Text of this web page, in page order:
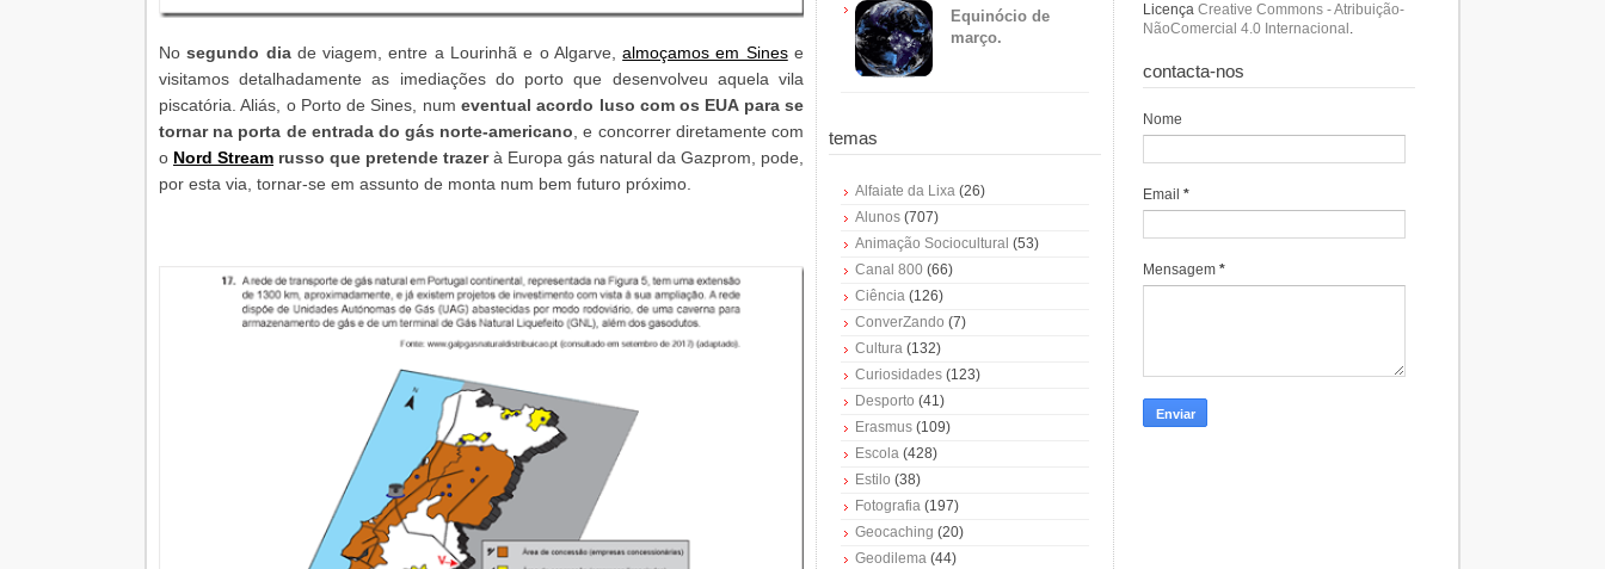
Nosegundo diade viagem, entre a Lourinhã e o Algarve,almoçamos em Sinese
visitamos detalhadamente as imediações do porto que desenvolveu aquela vila
piscatória. Aliás, o Porto de Sines, num eventual acordo luso com os EUA para se
tornar na porta de entrada do gás norte-americano , e concorrer diretamente com
o Nord Stream russo que pretende trazerà Europa gás natural da Gazprom, pode,
por esta via, tornar-se em assunto de monta num bem futuro próximo.
Equinócio de
março.
temas
Alfaiate da Lixa (26)
Alunos (707)
Animação Sociocultural (53)
Canal 800 (66)
Ciência (126)
ConverZando (7)
Cultura (132)
Curiosidades (123)
Desporto (41)
Erasmus (109)
Escola (428)
Estilo (38)
Fotografia (197)
Geocaching (20)
Geodilema (44)
Licença Creative Commons - Atribuição-
NãoComercial 4.0 Internacional .
contacta-nos
Nome
Email *
Mensagem *